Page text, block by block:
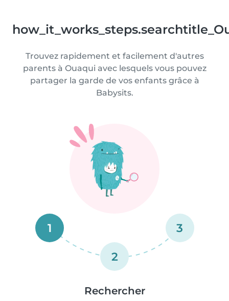
Trouvez rapidement et facilement d'autres
parents à Ouaqui avec lesquels vous pouvez
partager la garde de vos enfants grâce à
Babysits.
1
2
3
Rechercher